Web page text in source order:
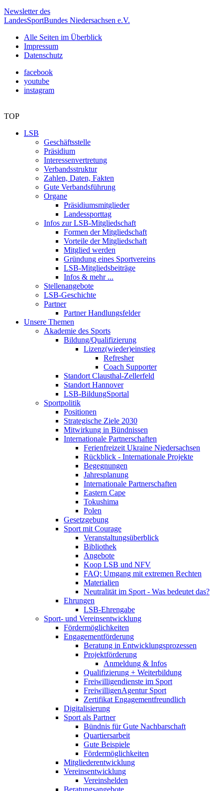
Newsletter des
LandesSportBundes Niedersachsen e.V.
Alle Seiten im Überblick
Impressum
Datenschutz
facebook
youtube
instagram
TOP
LSB
Geschäftsstelle
Präsidium
Interessenvertretung
Verbandsstruktur
Zahlen, Daten, Fakten
Gute Verbandsführung
Organe
Präsidiumsmitglieder
Landessporttag
Infos zur LSB-Mitgliedschaft
Formen der Mitgliedschaft
Vorteile der Mitgliedschaft
Mitglied werden
Gründung eines Sportvereins
LSB-Mitgliedsbeiträge
Infos & mehr ...
Stellenangebote
LSB-Geschichte
Partner
Partner Handlungsfelder
Unsere Themen
Akademie des Sports
Bildung/Qualifizierung
Lizenz(wieder)einstieg
Refresher
Coach Supporter
Standort Clausthal-Zellerfeld
Standort Hannover
LSB-BildungSportal
Sportpolitik
Positionen
Strategische Ziele 2030
Mitwirkung in Bündnissen
Internationale Partnerschaften
Ferienfreizeit Ukraine Niedersachsen
Rückblick - Internationale Projekte
Begegnungen
Jahresplanung
Internationale Partnerschaften
Eastern Cape
Tokushima
Polen
Gesetzgebung
Sport mit Courage
Veranstaltungsüberblick
Bibliothek
Angebote
Koop LSB und NFV
FAQ: Umgang mit extremen Rechten
Materialien
Neutralität im Sport - Was bedeutet das?
Ehrungen
LSB-Ehrengabe
Sport- und Vereinsentwicklung
Fördermöglichkeiten
Engagementförderung
Beratung in Entwicklungsprozessen
Projektförderung
Anmeldung & Infos
Qualifizierung + Weiterbildung
Freiwilligendienste im Sport
FreiwilligenAgentur Sport
Zertifikat Engagementfreundlich
Digitalisierung
Sport als Partner
Bündnis für Gute Nachbarschaft
Quartiersarbeit
Gute Beispiele
Fördermöglichkeiten
Mitgliederentwicklung
Vereinsentwicklung
Vereinshelden
Beratungsangebote